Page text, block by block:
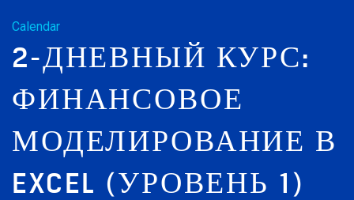
Calendar
2-ДНЕВНЫЙ КУРС:
ФИНАНСОВОЕ
МОДЕЛИРОВАНИЕ В
EXCEL (УРОВЕНЬ 1)